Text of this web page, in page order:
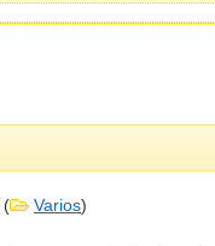
( Varios)